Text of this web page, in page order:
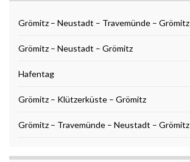
Grömitz – Neustadt – Travemünde – Grömitz
Grömitz – Neustadt – Grömitz
Hafentag
Grömitz – Klützerküste – Grömitz
Grömitz – Travemünde – Neustadt – Grömitz